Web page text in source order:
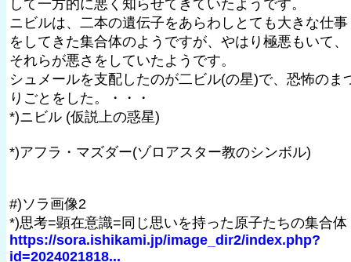
して一方的に悪く知らせてきていたようです。
ニビルは、二本の遺伝子をあらわしとても大きな仕事
をしてきた集合体のようですが、やはり極悪もいて、
それらが悪さをしていたようです。
シュメールを支配したのが二ビル(の星)で、恐怖のま
りごとをした。・・・
*)ニビル (仮説上の惑星)
*)アフラ・マズダー(ゾロアスター教のシンボル)
#)ソラ画像2
*)思考=顕在意識=同じ思いを持った原子たちの集合体
https://sora.ishikami.jp/image_dir2/index.php?
id=2024021818...